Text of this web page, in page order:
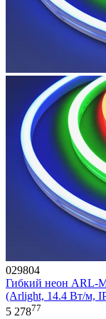
029804
Гибкий неон ARL-
(Arlight, 14.4 Вт/м,
5 27877